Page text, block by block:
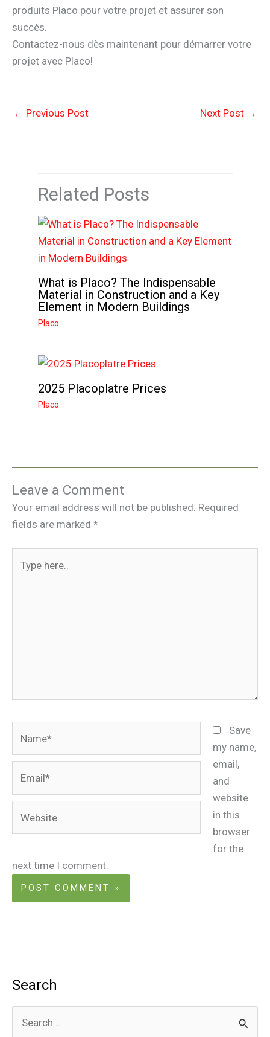
produits Placo pour votre projet et assurer son
succès.
Contactez-nous dès maintenant pour démarrer votre
projet avec Placo!
← Previous Post Next Post →
Related Posts
What is Placo? The Indispensable
Material in Construction and a Key
Element in Modern Buildings
Placo
2025 Placoplatre Prices
Placo
Leave a Comment
Your email address will not be published. Required
fields are marked *
here..
Save
my name,
email,
and
website
in this
browser
for the
next time I comment.
Search